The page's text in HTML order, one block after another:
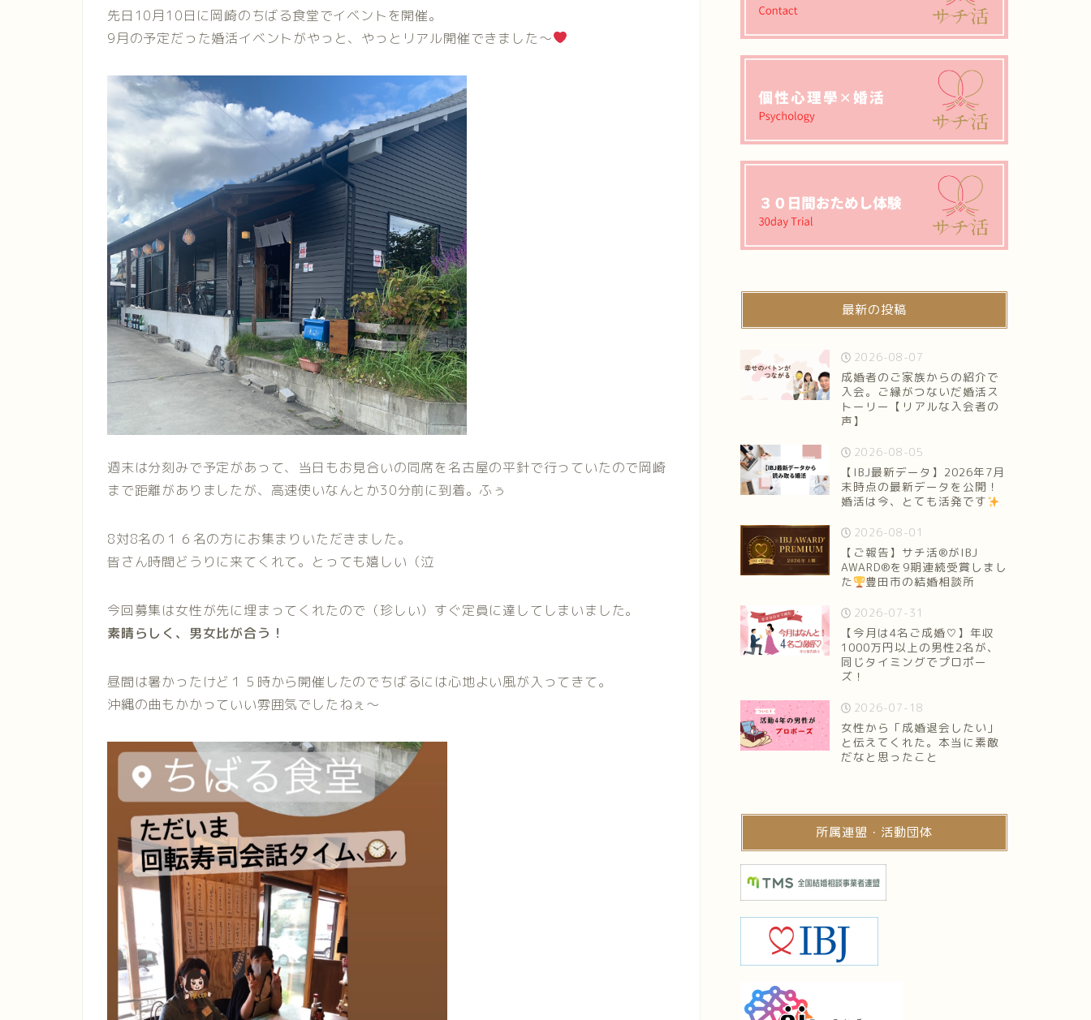
先日10月10日に岡崎のちばる食堂でイベントを開催。
9月の予定だった婚活イベントがやっと、やっとリアル開催できました〜
週末は分刻みで予定があって、当日もお見合いの同席を名古屋の平針で行っていたので岡崎
まで距離がありましたが、高速使いなんとか30分前に到着。ふぅ
8対8名の１６名の方にお集まりいただきました。
皆さん時間どうりに来てくれて。とっても嬉しい（泣
今回募集は女性が先に埋まってくれたので（珍しい）すぐ定員に達してしまいました。
素晴らしく、男女比が合う！
昼間は暑かったけど１５時から開催したのでちばるには心地よい風が入ってきて。
沖縄の曲もかかっていい雰囲気でしたねぇ〜
最新の投稿
2026-08-07
成婚者のご家族からの紹介で
入会。ご縁がつないだ婚活ス
トーリー【リアルな入会者の
声】
2026-08-05
【IBJ最新データ】2026年7月
末時点の最新データを公開！
婚活は今、とても活発です
2026-08-01
【ご報告】サチ活®がIBJ
AWARD®を9期連続受賞しまし
た
豊田市の結婚相談所
2026-07-31
【今月は4名ご成婚♡】年収
1000万円以上の男性2名が、
同じタイミングでプロポー
ズ！
2026-07-18
女性から「成婚退会したい」
と伝えてくれた。本当に素敵
だなと思ったこと
所属連盟・活動団体